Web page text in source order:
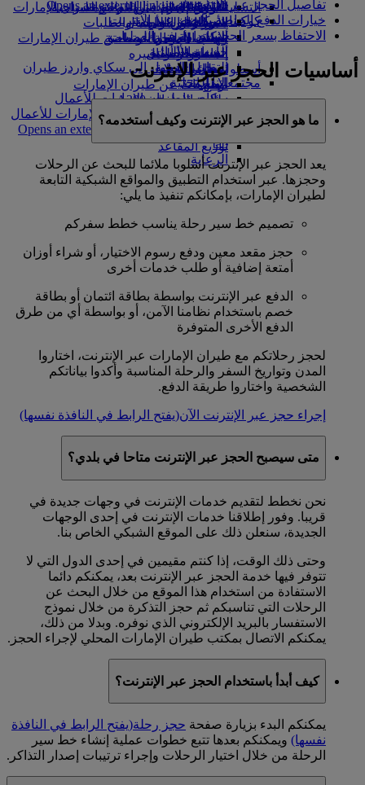
تناول الطعام في الدرجة السياحية
الممتازة
وجبات الدرجة السياحية
المشروبات
أسطول طائراتنا
بوينج 777
طائرة الإمارات A380
A350 طائرة الإمارات
الإمارات للطيران الخاص
توزيع المقاعد
السوق الحرة
متجرنا الرسمي
التسلية للأطفال
الترفيه عن الأطفال
ألعاب الأطفال
أنشطة للأطفال
in a new tab
كوكبنا
الاستدامة في العمليات
السياسة البيئية
التقارير البيئية
مجتمعاتنا المحلية
مؤسسة طيران الإمارات للأعمال
الإنسانية
مؤسسة طيران الإمارات للأعمال
الإنسانية Opens an external link in a new
tab
الرعاية
Opens an external link in a new tab
شركاؤنا
سكاي واردز رايل
حاسبة الأميال
تسجيل الدخول إلى سكاي واردز طيران
الإمارات
سكاي واردز+
السفر لأصحاب الهمم مع طيران الإمارات
المساعدة الخاصة والطلبات
تجربتكم على متن الطائرة
الأدوات والموارد
الهاتف المتحرك وتطبيق طيران الإمارات
إلغاء حجز أو تغييره
تعطل الرحلات
معلومات عن طيران الإمارات
تفاصيل الحجز عبر الإنترنت
خيارات الدفع الخاصة بالحجز عبر الإنترنت
الاحتفاظ بسعر الحجز
أساسيات الحجز عبر الإنترنت
ما هو الحجز عبر الإنترنت وكيف أستخدمه؟
يعد الحجز عبر الإنترنت أسلوبا ملائما للبحث عن الرحلات
وحجزها. عبر استخدام التطبيق والمواقع الشبكية التابعة
لطيران الإمارات، بإمكانكم تنفيذ ما يلي:
تصميم خط سير رحلة يناسب خطط سفركم
حجز مقعد معين ودفع رسوم الاختيار، أو شراء أوزان
أمتعة إضافية أو طلب خدمات أخرى
الدفع عبر الإنترنت بواسطة بطاقة ائتمان أو بطاقة
خصم باستخدام نظامنا الآمن، أو بواسطة أي من طرق
الدفع الأخرى المتوفرة
لحجز رحلاتكم مع طيران الإمارات عبر الإنترنت، اختاروا
المدن وتواريخ السفر والرحلة المناسبة وأكدوا بياناتكم
الشخصية واختاروا طريقة الدفع.
إجراء حجز عبر الإنترنت الآن(يفتح الرابط في النافذة نفسها)
متى سيصبح الحجز عبر الإنترنت متاحا في بلدي؟
نحن نخطط لتقديم خدمات الإنترنت في وجهات جديدة في
قريبا. وفور إطلاقنا خدمات الإنترنت في إحدى الوجهات
الجديدة، سنعلن ذلك على الموقع الشبكي الخاص بنا.
وحتى ذلك الوقت، إذا كنتم مقيمين في إحدى الدول التي لا
تتوفر فيها خدمة الحجز عبر الإنترنت بعد، يمكنكم دائما
الاستفادة من استخدام هذا الموقع من خلال البحث عن
الرحلات التي تناسبكم ثم حجز التذكرة من خلال نموذج
الاستفسار بالبريد الإلكتروني الذي نوفره. وبدلا من ذلك،
يمكنكم الاتصال بمكتب طيران الإمارات المحلي لإجراء الحجز.
كيف أبدأ باستخدام الحجز عبر الإنترنت؟
يمكنكم البدء بزيارة صفحة حجز رحلة(يفتح الرابط في النافذة
نفسها) ويمكنكم بعدها تتبع خطوات عملية إنشاء خط سير
الرحلة من خلال اختيار الرحلات وإجراء ترتيبات إصدار التذاكر.